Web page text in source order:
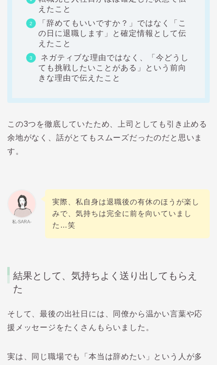
えたこと
「辞めてもいいですか？」ではなく「こ
の日に退職します」と確定情報として伝
えたこと
ネガティブな理由ではなく、「今どうし
ても挑戦したいことがある」という前向
きな理由で伝えたこと
この3つを徹底していたため、上司としても引き止める
余地がなく、話がとてもスムーズだったのだと思いま
す。
私-SARA-
実際、私自身は退職後の有休のほうが楽し
みで、気持ちは完全に前を向いていまし
た…笑
結果として、気持ちよく送り出してもらえ
た
そして、最後の出社日には、同僚から温かい言葉や応
援メッセージをたくさんもらいました。
実は、同じ職場でも「本当は辞めたい」という人が多